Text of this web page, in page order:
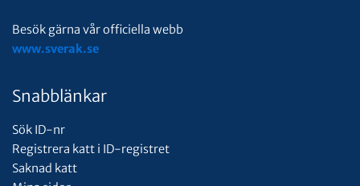
Besök gärna vår officiella webb
www.sverak.se
Snabblänkar
Sök ID-nr
Registrera katt i ID-registret
Saknad katt